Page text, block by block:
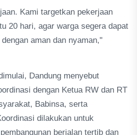
Kami targetkan pekerjaan
20 hari, agar warga segera dapat
aman dan nyaman,"
Dandung menyebut
dengan Ketua RW dan RT
Babinsa, serta
dilakukan untuk
berjalan tertib dan